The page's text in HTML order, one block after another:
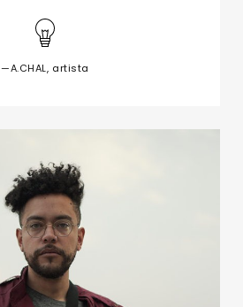
—A.CHAL, artista